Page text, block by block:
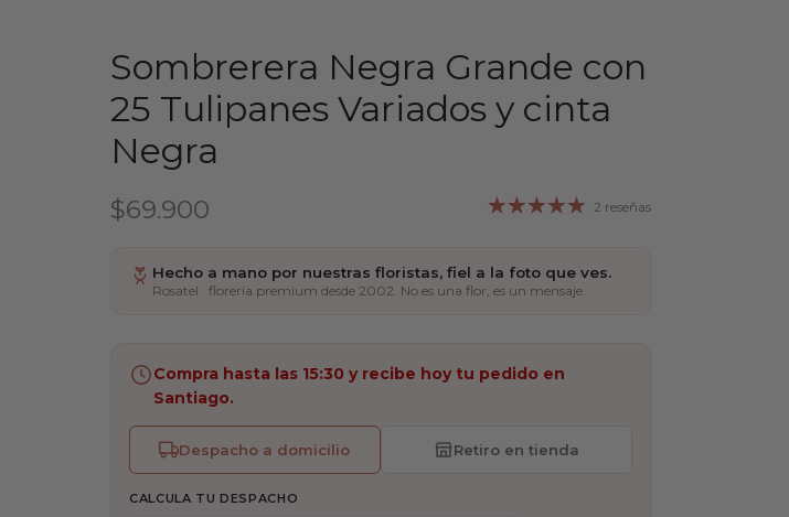
Sombrerera Negra Grande con
25 Tulipanes Variados y cinta
Negra
Precio normal
$69.900 2 reseñas
Hecho a mano por nuestras floristas, fiel a la foto que ves.
Rosatel · florería premium desde 2002. No es una flor, es un mensaje.
Compra hasta las 15:30 y recibe hoy tu pedido en
Santiago.
Despacho a domicilio Retiro en tienda
CALCULA TU DESPACHO